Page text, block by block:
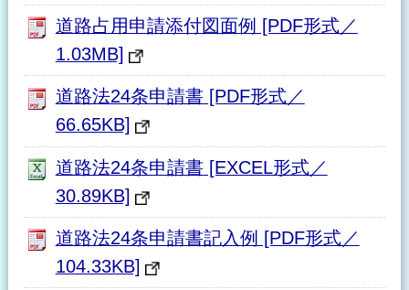
道路占用申請添付図面例 [PDF形式／
1.03MB]
道路法24条申請書 [PDF形式／
66.65KB]
道路法24条申請書 [EXCEL形式／
30.89KB]
道路法24条申請書記入例 [PDF形式／
104.33KB]